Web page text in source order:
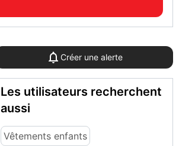
Créer une alerte
Les utilisateurs recherchent
aussi
Vêtements enfants